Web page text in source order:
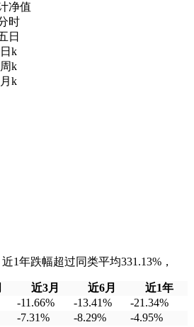
净值
时
日
日k
周k
月k
1年跌幅超过同类平均331.13%，
近3月 近6月
近1年
-11.66% -13.41%
-21.34%
-7.31% -8.29%
-4.95%